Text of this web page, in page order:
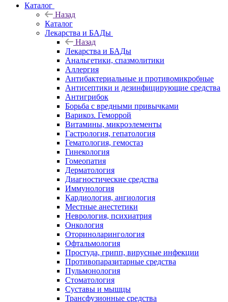
Каталог
Назад
Каталог
Лекарства и БАДы
Назад
Лекарства и БАДы
Анальгетики, спазмолитики
Аллергия
Антибактериальные и противомикробные
Антисептики и дезинфицирующие средства
Антигрибок
Борьба с вредными привычками
Варикоз. Геморрой
Витамины, микроэлементы
Гастрология, гепатология
Гематология, гемостаз
Гинекология
Гомеопатия
Дерматология
Диагностические средства
Иммунология
Кардиология, ангиология
Местные анестетики
Неврология, психиатрия
Онкология
Оториноларингология
Офтальмология
Простуда, грипп, вирусные инфекции
Противопаразитарные средства
Пульмонология
Стоматология
Суставы и мышцы
Трансфузионные средства